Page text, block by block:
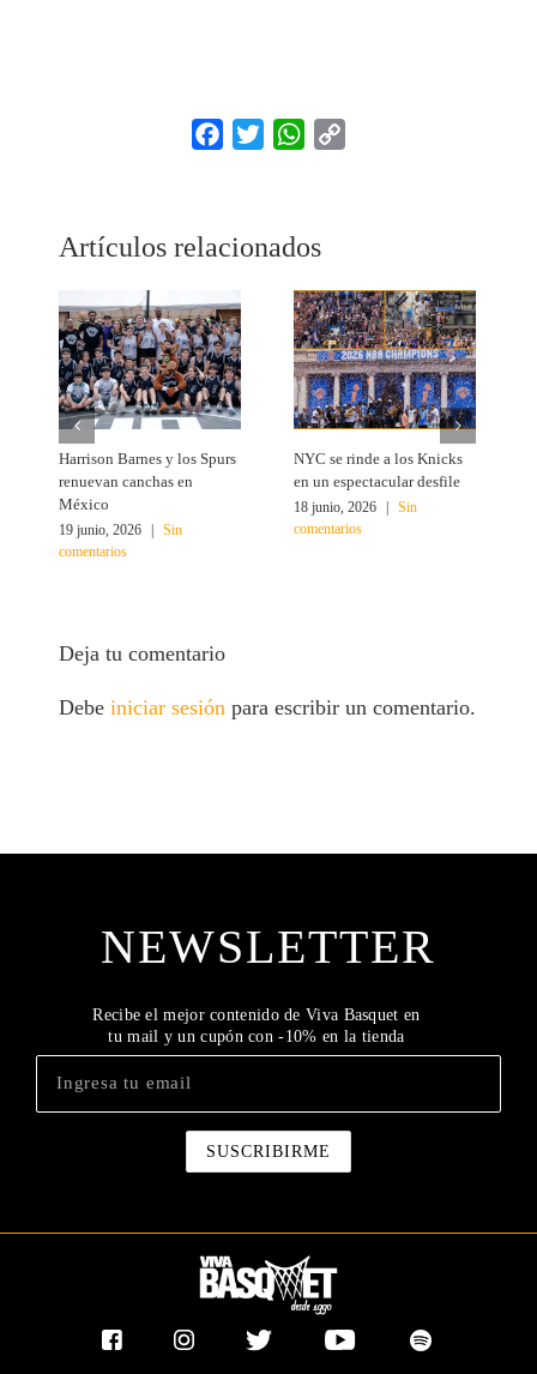
Facebook
Twitter WhatsApp
Artículos relacionados
Harrison Barnes y los Spurs
renuevan canchas en
México
19 junio, 2026
Sin
comentarios
NYC se rinde a los Knicks
en un espectacular desfile
18 junio, 2026
Sin
comentarios
Deja tu comentario
Debeiniciar sesiónpara escribir un comentario.
NEWSLETTER
Recibe el mejor contenido de Viva Basquet en
tu mail y un cupón con -10% en la tienda